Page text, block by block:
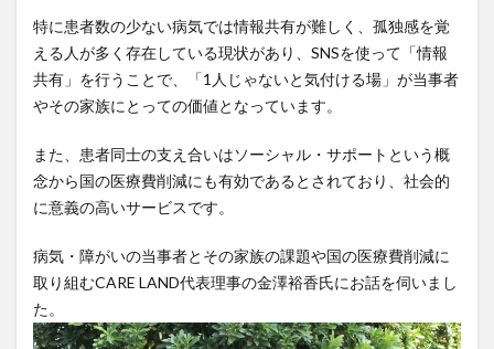
特に患者数の少ない病気では情報共有が難しく、孤独感を覚
える人が多く存在している現状があり、SNSを使って「情報
共有」を行うことで、「1人じゃないと気付ける場」が当事者
やその家族にとっての価値となっています。
また、患者同士の支え合いはソーシャル・サポートという概
念から国の医療費削減にも有効であるとされており、社会的
に意義の高いサービスです。
病気・障がいの当事者とその家族の課題や国の医療費削減に
取り組むCARE LAND代表理事の金澤裕香氏にお話を伺いまし
た。